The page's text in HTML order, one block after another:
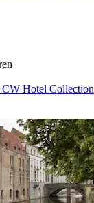
CW Hotel Collection